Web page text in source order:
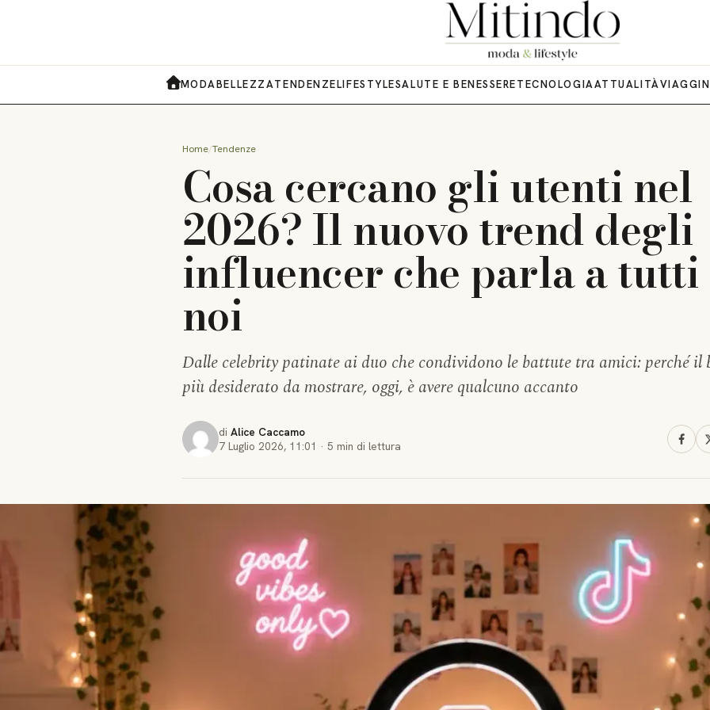
MODABELLEZZATENDENZELIFESTYLESALUTE E BENESSERETECNOLOGIAATTUALITÀVIAGGI
Home Tendenze
Cosa cercano gli utenti nel
2026? Il nuovo trend degli
influencer che parla a tutti
noi
Dalle celebrity patinate ai duo che condividono le battute tra amici: perché il
più desiderato da mostrare, oggi, è avere qualcuno accanto
di Alice Caccamo
7 Luglio 2026, 11:01 · 5 min di lettura